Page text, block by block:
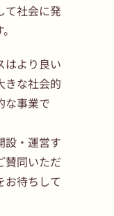
て社会に発
はより良い
きな社会的
な事業で
設・運営す
賛同いただ
お待ちして